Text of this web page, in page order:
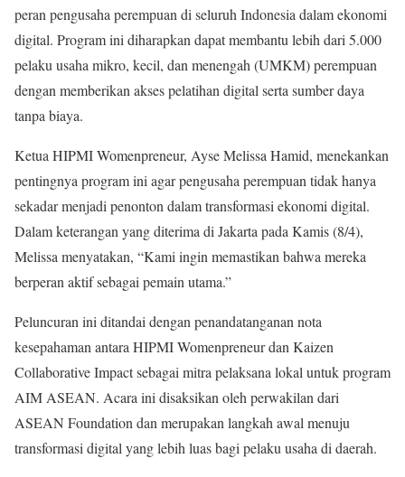
peran pengusaha perempuan di seluruh Indonesia dalam ekonomi
digital. Program ini diharapkan dapat membantu lebih dari 5.000
pelaku usaha mikro, kecil, dan menengah (UMKM) perempuan
dengan memberikan akses pelatihan digital serta sumber daya
tanpa biaya.
Ketua HIPMI Womenpreneur, Ayse Melissa Hamid, menekankan
pentingnya program ini agar pengusaha perempuan tidak hanya
sekadar menjadi penonton dalam transformasi ekonomi digital.
Dalam keterangan yang diterima di Jakarta pada Kamis (8/4),
Melissa menyatakan, “Kami ingin memastikan bahwa mereka
berperan aktif sebagai pemain utama.”
Peluncuran ini ditandai dengan penandatanganan nota
kesepahaman antara HIPMI Womenpreneur dan Kaizen
Collaborative Impact sebagai mitra pelaksana lokal untuk program
AIM ASEAN. Acara ini disaksikan oleh perwakilan dari
ASEAN Foundation dan merupakan langkah awal menuju
transformasi digital yang lebih luas bagi pelaku usaha di daerah.